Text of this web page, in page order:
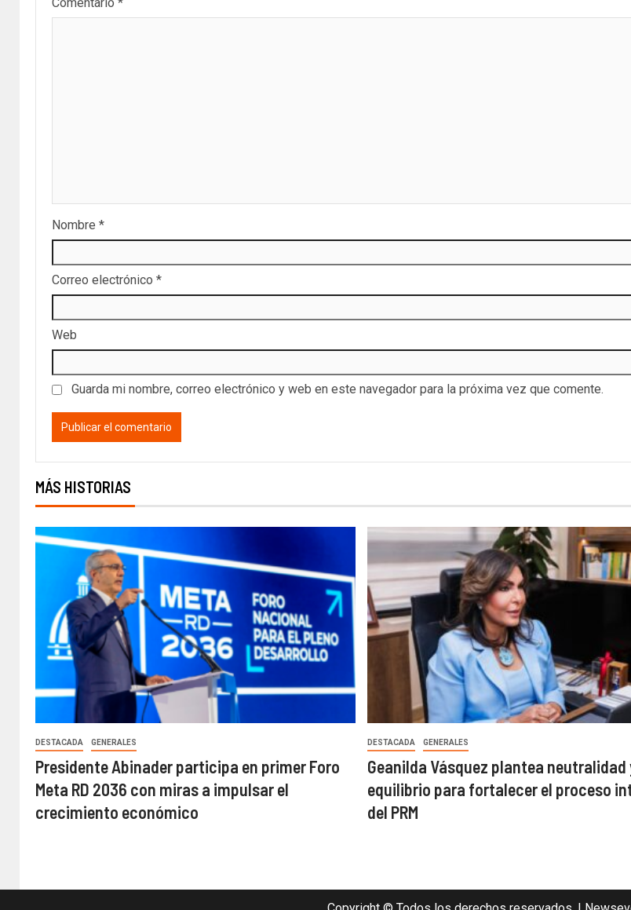
Nombre *
Correo electrónico *
Web
Guarda mi nombre, correo electrónico y web en este navegador para la próxima vez que comente.
MÁS HISTORIAS
DESTACADA GENERALES
Presidente Abinader participa en primer Foro
Meta RD 2036 con miras a impulsar el
crecimiento económico
DESTACADA GENERALES
Geanilda Vásquez plantea neutralidad
equilibrio para fortalecer el proceso
del PRM